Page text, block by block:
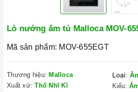
Lò nướng âm tủ Malloca MOV-
Mã sản phẩm: MOV-655EGT
Thương hiệu: Malloca
Xuất xứ: Thổ Nhĩ Kì
Loại:
Kiểu: